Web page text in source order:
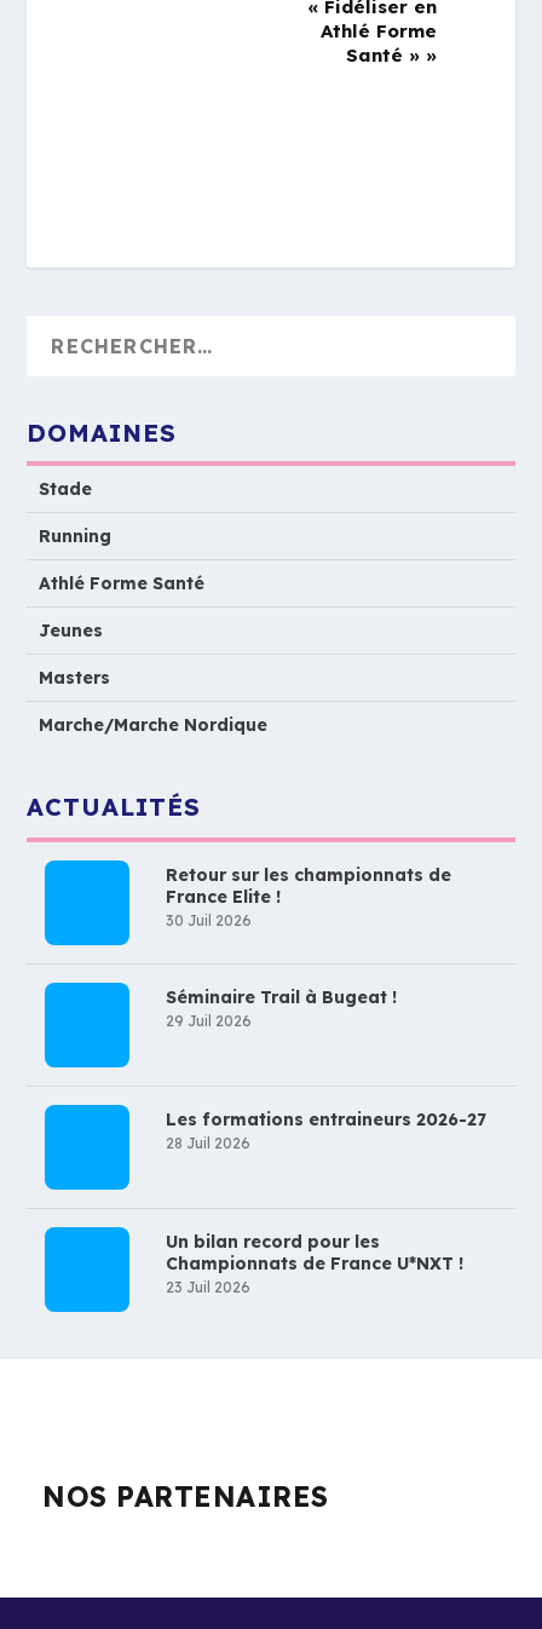
« Fidéliser en
Athlé Forme
Santé » »
DOMAINES
Stade
Running
Athlé Forme Santé
Jeunes
Masters
Marche/Marche Nordique
ACTUALITÉS
Retour sur les championnats de
France Elite !
30 Juil 2026
Séminaire Trail à Bugeat !
29 Juil 2026
Les formations entraineurs 2026-27
28 Juil 2026
Un bilan record pour les
Championnats de France U*NXT !
23 Juil 2026
NOS PARTENAIRES